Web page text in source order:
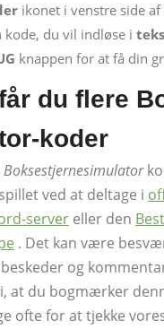
ikonet i venstre side
kode, du vil indløse i
knappen for at få din
du flere
koder
Boksestjernesimulator
ved at deltage i
server eller den
. Det kan være
og
at du bogmærker
ofte for at tjekke